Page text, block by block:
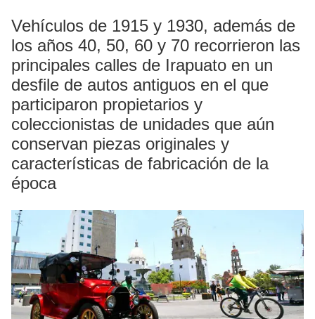
Vehículos de 1915 y 1930, además de
los años 40, 50, 60 y 70 recorrieron las
principales calles de Irapuato en un
desfile de autos antiguos en el que
participaron propietarios y
coleccionistas de unidades que aún
conservan piezas originales y
características de fabricación de la
época